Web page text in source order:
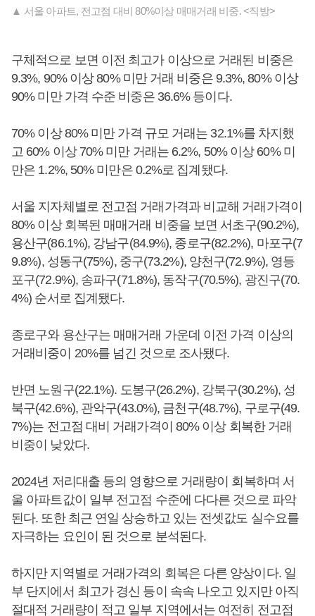
▲ 서울 아파트, 전고점 대비 80%이상 매매거래 비중. <직방>
구체적으로 보면 이전 최고가 이상으로 거래된 비중은
9.3%, 90% 이상 80% 미만 거래 비중은 9.3%, 80% 이상
90% 미만 가격 수준 비중은 36.6% 등이다.
70% 이상 80% 미만 가격 규모 거래는 32.1%를 차지했
고 60% 이상 70% 미만 거래는 6.2%, 50% 이상 60% 미
만은 1.2%, 50% 미만은 0.2%로 집계됐다.
서울 지자체별로 전고점 거래가격과 비교해 거래가격이
80% 이상 회복된 매매거래 비중을 보면 서초구(90.2%),
용산구(86.1%), 강남구(84.9%), 종로구(82.2%), 마포구(7
9.8%), 성동구(75%), 중구(73.2%), 양천구(72.9%), 영등
포구(72.9%), 송파구(71.8%), 동작구(70.5%), 광진구(70.
4%) 순서로 집계됐다.
종로구와 용산구는 매매거래 가운데 이전 가격 이상의
거래비중이 20%를 넘긴 것으로 조사됐다.
반면 노원구(22.1%). 도봉구(26.2%), 강북구(30.2%), 성
북구(42.6%), 관악구(43.0%), 금천구(48.7%), 구로구(49.
7%)는 전고점 대비 거래가격이 80% 이상 회복한 거래
비중이 낮았다.
2024년 저리대출 등의 영향으로 거래량이 회복하며 서
울 아파트값이 일부 전고점 수준에 다다른 것으로 파악
된다. 또한 최근 연일 상승하고 있는 전셋값도 실수요를
자극하는 요인이 된 것으로 분석된다.
하지만 지역별로 거래가격의 회복은 다른 양상이다. 일
부 단지에서 최고가 경신 등이 속속 나오고 있지만 아직
절대적 거래량이 적고 일부 지역에서는 여전히 전고점